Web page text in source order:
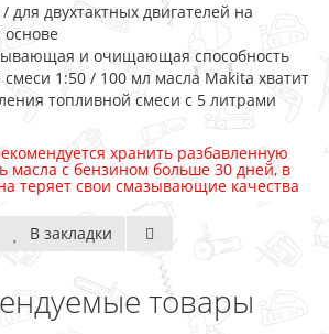
для двухтактных двигателей на
и очищающая способность
1:50 / 100 мл масла Makita хватит
топливной смеси с 5 литрами
хранить разбавленную
масла с бензином больше 30 дней, в
теряет свои смазывающие качества
В закладки
товары